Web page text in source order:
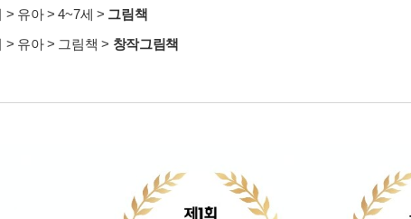
> 유아>4~7세 > 그림책
> 유아> 그림책 > 창작그림책